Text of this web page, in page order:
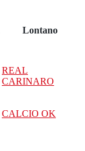
Lontano
REAL
CARINARO
CALCIO OK